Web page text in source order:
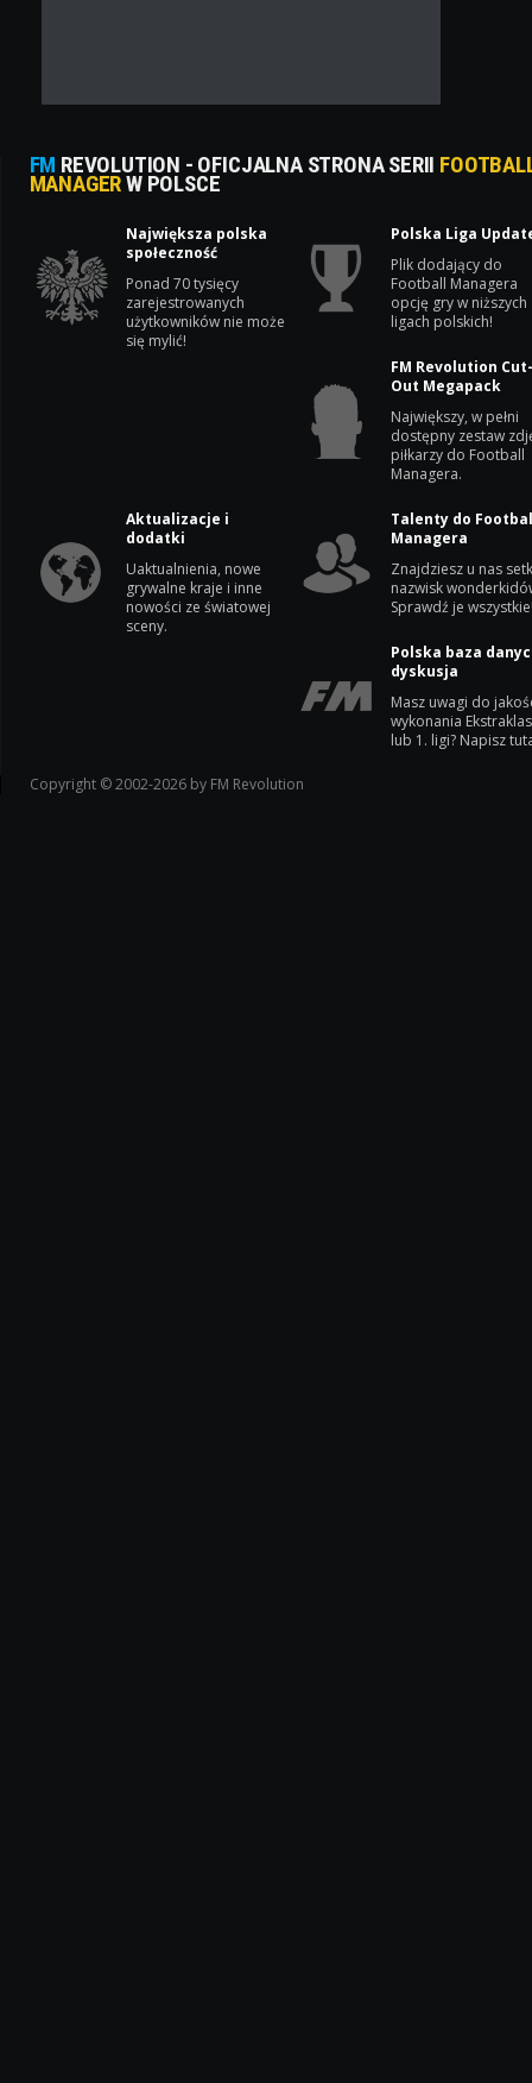
FM REVOLUTION - OFICJALNA STRONA SERII
MANAGERW POLSCE
Największa polska
społeczność
Ponad 70 tysięcy
zarejestrowanych
użytkowników nie może
się mylić!
Polska Liga
Plik dodający do
Football Managera
opcję gry w niższych
ligach polskich!
FM Revolution
Out Megapack
Największy, w pełni
dostępny zestaw
piłkarzy do Football
Managera.
Aktualizacje i
dodatki
Uaktualnienia, nowe
grywalne kraje i inne
nowości ze światowej
sceny.
Talenty do
Managera
Znajdziesz u nas
nazwisk
Sprawdź je
Polska baza
dyskusja
Masz uwagi do
wykonania
lub 1. ligi? Napisz
Copyright © 2002-2026 by FM Revolution